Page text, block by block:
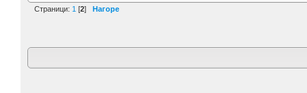
Страници: 1 [2] Нагоре